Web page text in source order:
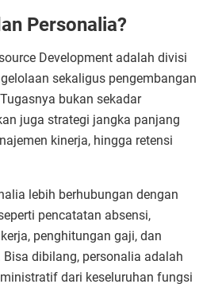
Personalia?
Development adalah divisi
sekaligus pengembangan
bukan sekadar
juga strategi jangka panjang
kinerja, hingga retensi
lebih berhubungan dengan
pencatatan absensi,
penghitungan gaji, dan
dibilang, personalia adalah
dari keseluruhan fungsi